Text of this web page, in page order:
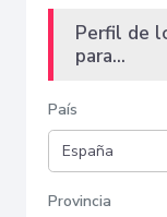
Perfil de
para...
País
Provincia